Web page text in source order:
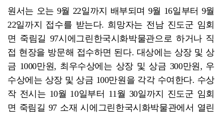
원서는 오는 9월 22일까지 배부되며 9월 16일부터 9월
22일까지 접수를 받는다. 희망자는 전남 진도군 임회
면 죽림길 97시에그린한국시화박물관으로 하거나 직
접 현장을 방문해 접수하면 된다. 대상에는 상장 및 상
금 1000만원, 최우수상에는 상장 및 상금 300만원, 우
수상에는 상장 및 상금 100만원을 각각 수여한다. 수상
작 전시는 10월 10일부터 11월 30일까지 진도군 임회
면 죽림길 97 소재 시에그린한국시화박물관에서 열린